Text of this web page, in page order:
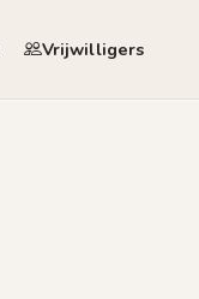
Vrijwilligers